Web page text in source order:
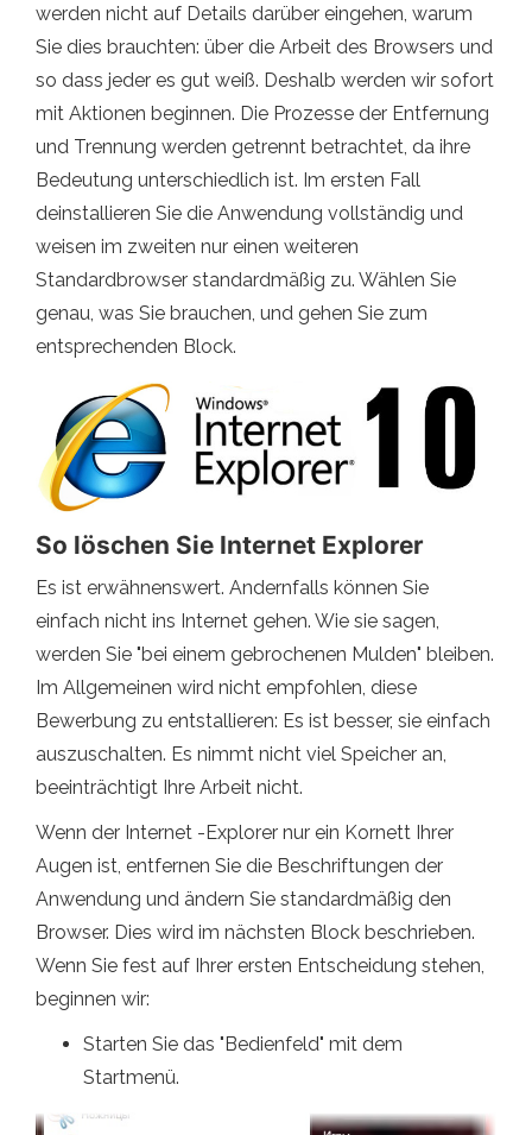
werden nicht auf Details darüber eingehen, warum
Sie dies brauchten: über die Arbeit des Browsers und
so dass jeder es gut weiß. Deshalb werden wir sofort
mit Aktionen beginnen. Die Prozesse der Entfernung
und Trennung werden getrennt betrachtet, da ihre
Bedeutung unterschiedlich ist. Im ersten Fall
deinstallieren Sie die Anwendung vollständig und
weisen im zweiten nur einen weiteren
Standardbrowser standardmäßig zu. Wählen Sie
genau, was Sie brauchen, und gehen Sie zum
entsprechenden Block.
So löschen Sie Internet Explorer
Es ist erwähnenswert. Andernfalls können Sie
einfach nicht ins Internet gehen. Wie sie sagen,
werden Sie "bei einem gebrochenen Mulden" bleiben.
Im Allgemeinen wird nicht empfohlen, diese
Bewerbung zu entstallieren: Es ist besser, sie einfach
auszuschalten. Es nimmt nicht viel Speicher an,
beeinträchtigt Ihre Arbeit nicht.
Wenn der Internet -Explorer nur ein Kornett Ihrer
Augen ist, entfernen Sie die Beschriftungen der
Anwendung und ändern Sie standardmäßig den
Browser. Dies wird im nächsten Block beschrieben.
Wenn Sie fest auf Ihrer ersten Entscheidung stehen,
beginnen wir:
Starten Sie das "Bedienfeld" mit dem
Startmenü.